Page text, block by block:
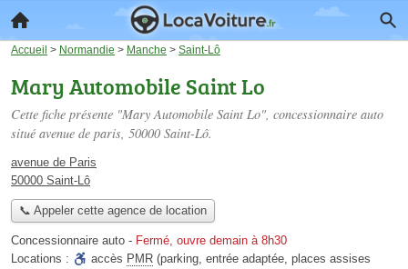
Accueil > Normandie > Manche > Saint-Lô
Mary Automobile Saint Lo
Cette fiche présente "Mary Automobile Saint Lo", concessionnaire auto
situé avenue de paris, 50000 Saint-Lô.
avenue de Paris
50000 Saint-Lô
📞 Appeler cette agence de location
Concessionnaire auto - Fermé, ouvre demain à 8h30
Locations :
accès PMR (parking, entrée adaptée, places assises